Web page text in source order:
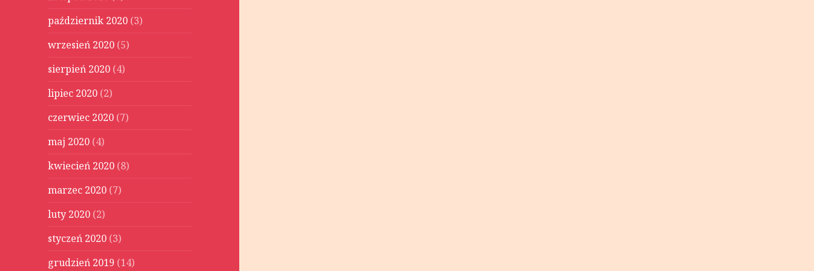
październik 2020 (3)
wrzesień 2020 (5)
sierpień 2020 (4)
lipiec 2020 (2)
czerwiec 2020 (7)
maj 2020 (4)
kwiecień 2020 (8)
marzec 2020 (7)
luty 2020 (2)
styczeń 2020 (3)
grudzień 2019 (14)